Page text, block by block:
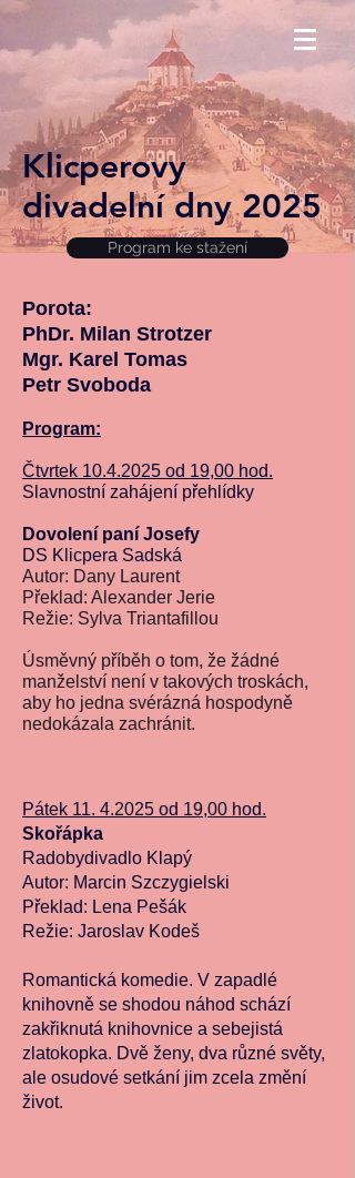
Klicperovy
divadelní dny 2025
Program ke stažení
Porota:
PhDr. Milan Strotzer
Mgr. Karel Tomas
Petr Svoboda
Program:
Čtvrtek 10.4.2025 od 19,00 hod.
Slavnostní zahájení přehlídky
Dovolení paní Josefy
DS Klicpera Sadská
Autor: Dany Laurent
Překlad: Alexander Jerie
Režie: Sylva Triantafillou
Úsměvný příběh o tom, že žádné
manželství není v takových troskách,
aby ho jedna svérázná hospodyně
nedokázala zachránit.
Pátek 11. 4.2025 od 19,00 hod.
Skořápka
Radobydivadlo Klapý
Autor: Marcin Szczygielski
Překlad: Lena Pešák
Režie: Jaroslav Kodeš
Romantická komedie. V zapadlé
knihovně se shodou náhod schází
zakřiknutá knihovnice a sebejistá
zlatokopka. Dvě ženy, dva různé světy,
ale osudové setkání jim zcela změní
život.